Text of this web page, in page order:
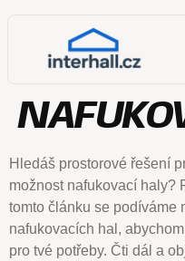
Hledáš prostorové řešení
možnost nafukovací haly?
tomto článku se podíváme
nafukovacích hal,
pro tvé potřeby. Čti dál a